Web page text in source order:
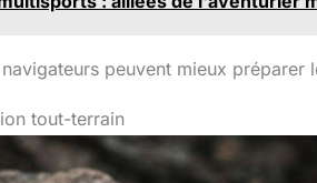
peuvent mieux préparer
tout-terrain